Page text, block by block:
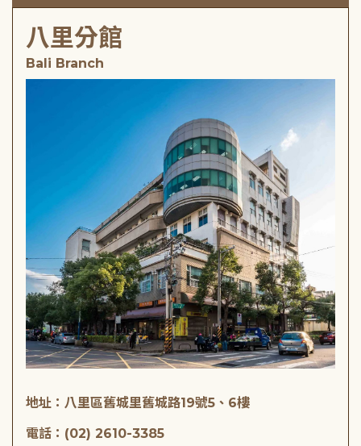
八里分館
Bali Branch
地址：八里區舊城里舊城路19號5、6樓
電話：(02) 2610-3385